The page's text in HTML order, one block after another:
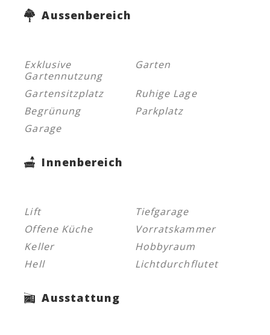
Aussenbereich
Exklusive
Gartennutzung
Garten
Gartensitzplatz
Ruhige Lage
Begrünung
Parkplatz
Garage
Innenbereich
Lift
Tiefgarage
Offene Küche
Vorratskammer
Keller
Hobbyraum
Hell
Lichtdurchflutet
Ausstattung